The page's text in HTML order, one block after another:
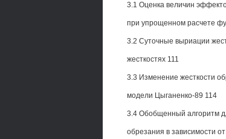
3.1 Оценка величин
при упрощенном расчете
3.2 Суточные выриации
жесткостях 111
3.3 Изменение жесткости
модели Цыганенко-89 114
3.4 Обобщенный алгоритм
обрезания в зависимости